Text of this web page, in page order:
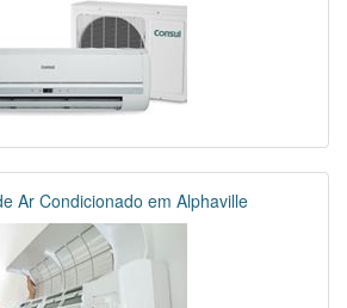
Ar Condicionado em Alphaville